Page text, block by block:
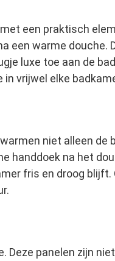
een praktisch
een warme douche.
luxe toe aan de
vrijwel elke
niet alleen de
handdoek na het
fris en droog blijft.
Deze panelen zijn